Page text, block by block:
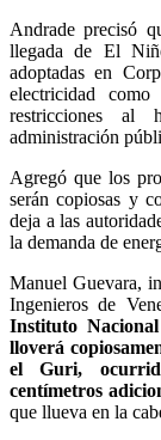
Andrade precisó
llegada de El
adoptadas en
electricidad
restricciones al
administración
Agregó que los
serán copiosas y
deja a las
la demanda de
Manuel Guevara,
Ingenieros de
Instituto
lloverá
el Guri,
centímetros
que llueva en la